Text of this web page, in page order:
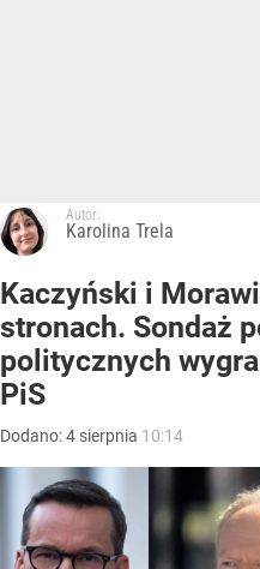
Autor:
Karolina Trela
Kaczyński i
stronach. Sondaż
politycznych
PiS
Dodano:4 sierpnia 10:14